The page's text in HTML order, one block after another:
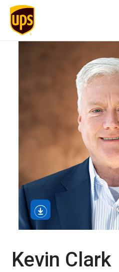
Kevin Clark
Otwórz
sekcję
obraz